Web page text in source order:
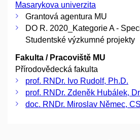
Masarykova univerzita
Grantová agentura MU
DO R. 2020_Kategorie A -
Studentské výzkumné projekty
Fakulta / Pracoviště MU
Přírodovědecká fakulta
prof. RNDr. Ivo Rudolf, Ph.D.
prof. RNDr. Zdeněk Hubálek,
doc. RNDr. Miroslav Němec,